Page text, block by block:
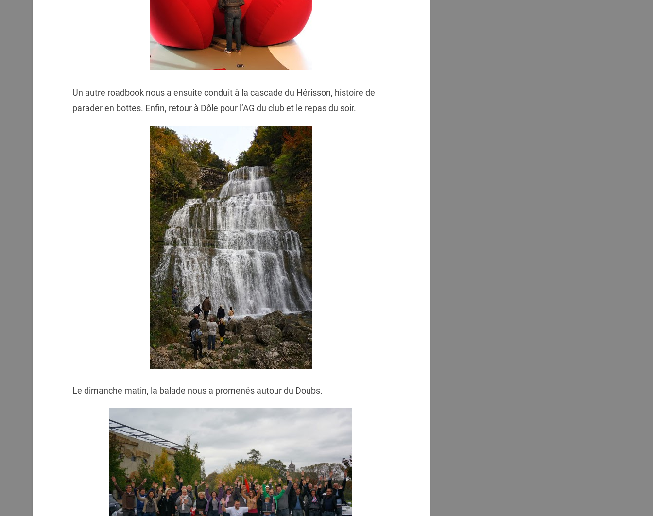
Un autre roadbook nous a ensuite conduit à la cascade du Hérisson, histoire de
parader en bottes. Enfin, retour à Dôle pour l’AG du club et le repas du soir.
Le dimanche matin, la balade nous a promenés autour du Doubs.